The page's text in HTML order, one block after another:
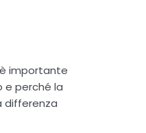
importante
e perché la
differenza